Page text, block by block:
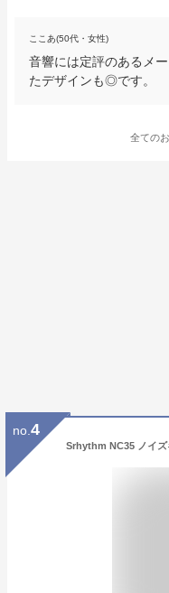
ここあ(50代・女性)
音響には定評のあるメ
たデザインも◎です。
全ての
no. 4